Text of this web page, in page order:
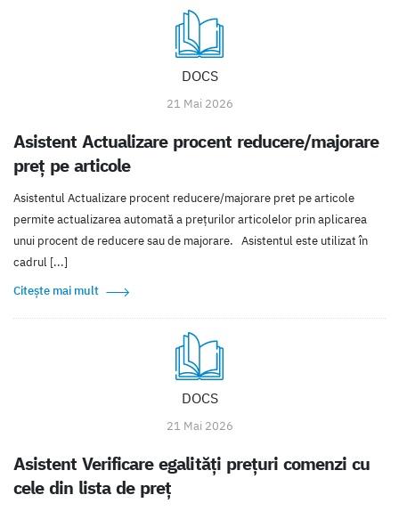
DOCS
21 Mai 2026
Asistent Actualizare procent reducere/majorare
preț pe articole
Asistentul Actualizare procent reducere/majorare pret pe articole
permite actualizarea automată a prețurilor articolelor prin aplicarea
unui procent de reducere sau de majorare. Asistentul este utilizat în
cadrul [...]
Citește mai mult
DOCS
21 Mai 2026
Asistent Verificare egalități prețuri comenzi cu
cele din lista de preț